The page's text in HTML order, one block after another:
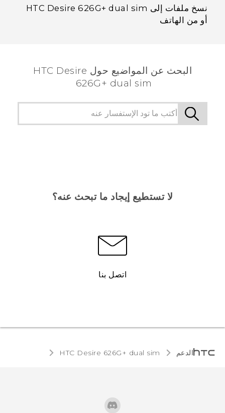
نسخ ملفات إلى HTC Desire 626G+ dual sim
أو من الهاتف
البحث عن المواضيع حول HTC Desire
626G+ dual sim
لا تستطيع إيجاد ما تبحث عنه؟
اتصل بنا
الدعم HTC Desire 626G+ dual sim‎